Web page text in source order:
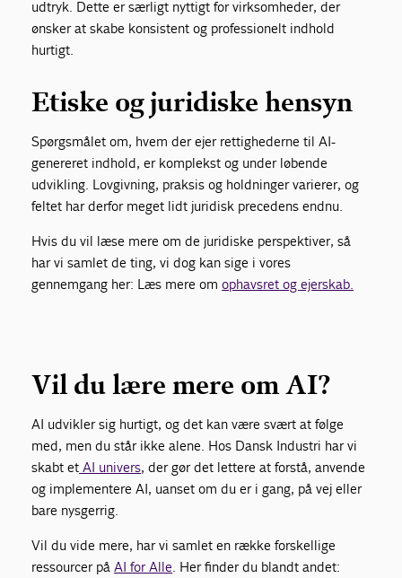
udtryk. Dette er særligt nyttigt for virksomheder, der
ønsker at skabe konsistent og professionelt indhold
hurtigt.
Etiske og juridiske hensyn
Spørgsmålet om, hvem der ejer rettighederne til AI-
genereret indhold, er komplekst og under løbende
udvikling. Lovgivning, praksis og holdninger varierer, og
feltet har derfor meget lidt juridisk precedens endnu.
Hvis du vil læse mere om de juridiske perspektiver, så
har vi samlet de ting, vi dog kan sige i vores
gennemgang her: Læs mere omophavsret og ejerskab.
Vil du lære mere om AI?
AI udvikler sig hurtigt, og det kan være svært at følge
med, men du står ikke alene. Hos Dansk Industri har vi
skabt et AI univers, der gør det lettere at forstå, anvende
og implementere AI, uanset om du er i gang, på vej eller
bare nysgerrig.
Vil du vide mere, har vi samlet en række forskellige
ressourcer påAI for Alle. Her finder du blandt andet: